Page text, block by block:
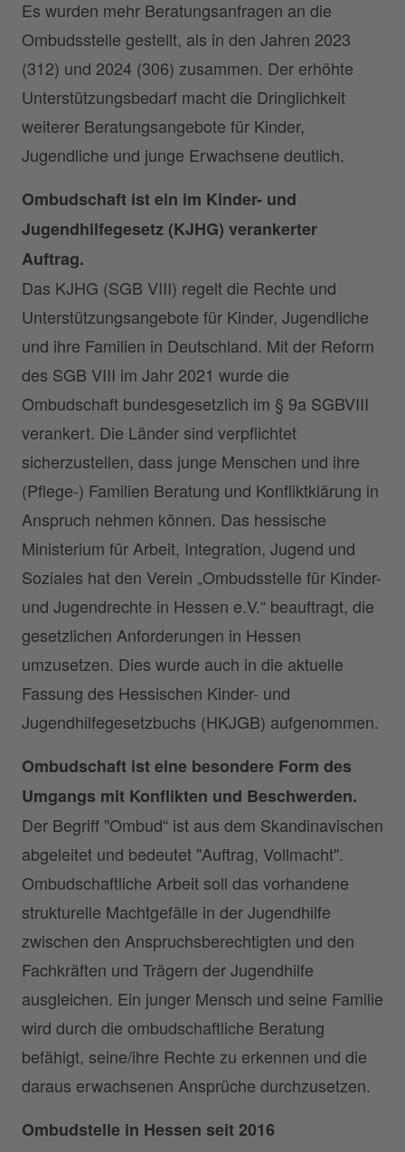
Es wurden mehr Beratungsanfragen an die
Ombudsstelle gestellt, als in den Jahren 2023
(312) und 2024 (306) zusammen. Der erhöhte
Unterstützungsbedarf macht die Dringlichkeit
weiterer Beratungsangebote für Kinder,
Jugendliche und junge Erwachsene deutlich.
Ombudschaft ist ein im Kinder- und
Jugendhilfegesetz (KJHG) verankerter
Auftrag.
Das KJHG (SGB VIII) regelt die Rechte und
Unterstützungsangebote für Kinder, Jugendliche
und ihre Familien in Deutschland. Mit der Reform
des SGB VIII im Jahr 2021 wurde die
Ombudschaft bundesgesetzlich im § 9a SGBVIII
verankert. Die Länder sind verpflichtet
sicherzustellen, dass junge Menschen und ihre
(Pflege-) Familien Beratung und Konfliktklärung in
Anspruch nehmen können. Das hessische
Ministerium für Arbeit, Integration, Jugend und
Soziales hat den Verein „Ombudsstelle für Kinder-
und Jugendrechte in Hessen e.V.“ beauftragt, die
gesetzlichen Anforderungen in Hessen
umzusetzen. Dies wurde auch in die aktuelle
Fassung des Hessischen Kinder- und
Jugendhilfegesetzbuchs (HKJGB) aufgenommen.
Ombudschaft ist eine besondere Form des
Umgangs mit Konflikten und Beschwerden.
Der Begriff "Ombud“ ist aus dem Skandinavischen
abgeleitet und bedeutet "Auftrag, Vollmacht".
Ombudschaftliche Arbeit soll das vorhandene
strukturelle Machtgefälle in der Jugendhilfe
zwischen den Anspruchsberechtigten und den
Fachkräften und Trägern der Jugendhilfe
ausgleichen. Ein junger Mensch und seine Familie
wird durch die ombudschaftliche Beratung
befähigt, seine/ihre Rechte zu erkennen und die
daraus erwachsenen Ansprüche durchzusetzen.
Ombudstelle in Hessen seit 2016